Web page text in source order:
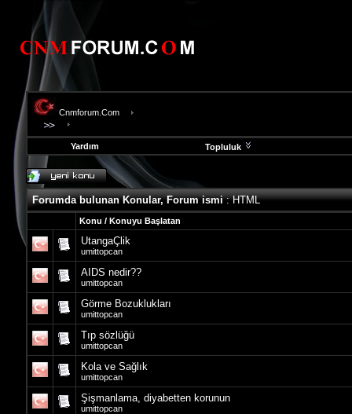
Cnmforum.Com
Yardım Topluluk
evooli
fethiye
escort
gaziantep
gaziantep
escort
Forumda bulunan Konular, Forum ismi: HTML
Konu / Konuyu Başlatan
UtangaÇlik
umittopcan
AIDS nedir??
umittopcan
Görme Bozuklukları
umittopcan
Tıp sözlüğü
umittopcan
Kola ve Sağlık
umittopcan
Şişmanlama, diyabetten korunun
umittopcan